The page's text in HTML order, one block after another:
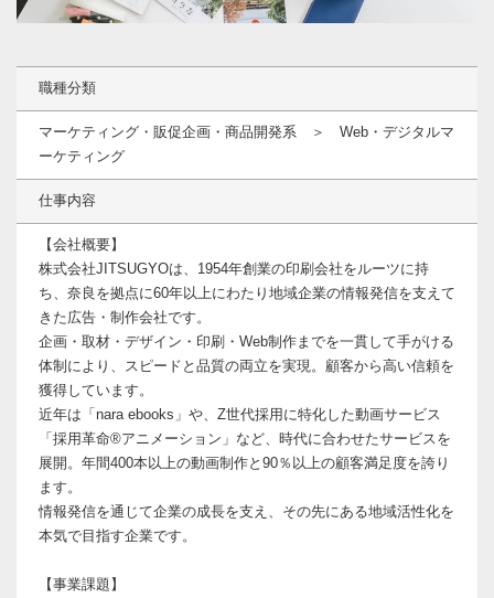
職種分類
マーケティング・販促企画・商品開発系 ＞ Web・デジタルマ
ーケティング
仕事内容
【会社概要】
株式会社JITSUGYOは、1954年創業の印刷会社をルーツに持
ち、奈良を拠点に60年以上にわたり地域企業の情報発信を支えて
きた広告・制作会社です。
企画・取材・デザイン・印刷・Web制作までを一貫して手がける
体制により、スピードと品質の両立を実現。顧客から高い信頼を
獲得しています。
近年は「nara ebooks」や、Z世代採用に特化した動画サービス
「採用革命®アニメーション」など、時代に合わせたサービスを
展開。年間400本以上の動画制作と90％以上の顧客満足度を誇り
ます。
情報発信を通じて企業の成長を支え、その先にある地域活性化を
本気で目指す企業です。
【事業課題】